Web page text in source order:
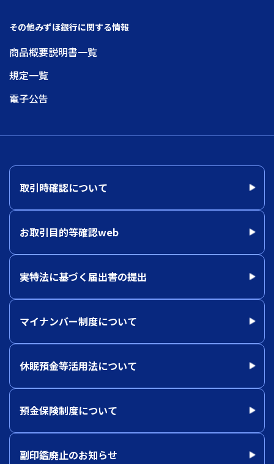
その他みずほ銀行に関する情報
商品概要説明書一覧
規定一覧
電子公告
取引時確認について
お取引目的等確認web
実特法に基づく届出書の提出
マイナンバー制度について
休眠預金等活用法について
預金保険制度について
副印鑑廃止のお知らせ